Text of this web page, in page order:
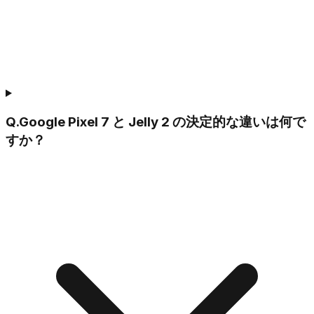
Q.Google Pixel 7 と Jelly 2 の決定的な違いは何で
すか？